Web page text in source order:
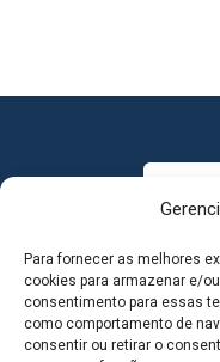
Para fornecer as melhores
cookies para armazenar e/
consentimento para essas
como comportamento de
consentir ou retirar o
MAPA DO SITE